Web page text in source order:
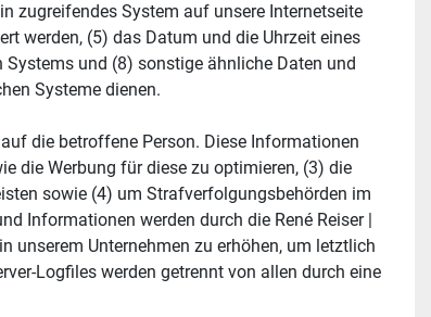
zugreifendes System auf unsere Internetseite
werden, (5) das Datum und die Uhrzeit eines
Systems und (8) sonstige ähnliche Daten und
Systeme dienen.
die betroffene Person. Diese Informationen
die Werbung für diese zu optimieren, (3) die
sowie (4) um Strafverfolgungsbehörden im
Informationen werden durch die René Reiser |
unserem Unternehmen zu erhöhen, um letztlich
Logfiles werden getrennt von allen durch eine